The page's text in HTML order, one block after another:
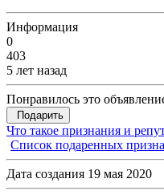
Информация
0
403
5 лет назад
Понравилось это
Подарить
Что такое признания и
Список подаренных
Дата создания 19 мая 2020